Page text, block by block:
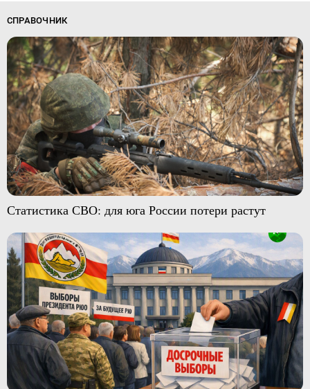
СПРАВОЧНИК
Статистика СВО: для юга России потери растут